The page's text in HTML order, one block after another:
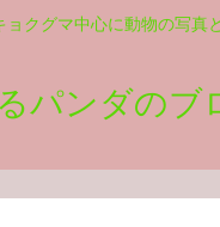
クグマ中心に動物の写真
パンダのブ